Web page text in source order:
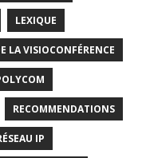
LEXIQUE
LA VISIOCONFÉRENCE
RECOMMENDATIONS
IP